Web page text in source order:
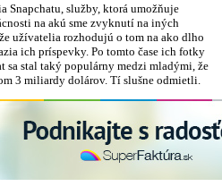
Snapchatu, služby, ktorá umožňuje
na akú sme zvyknutí na iných
užívatelia rozhodujú o tom na ako dlho
ich príspevky. Po tomto čase ich fotky
sa stal taký populárny medzi mladými, že
3 miliardy dolárov. Tí slušne odmietli.